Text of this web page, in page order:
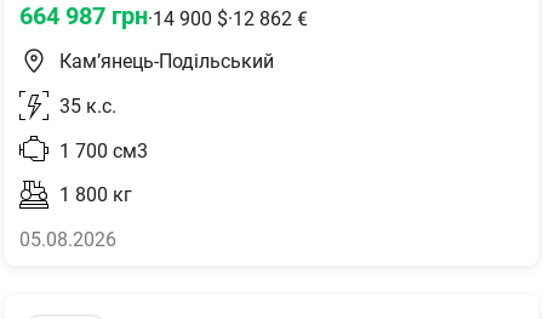
664 987 грн·14 900 $·12 862 €
Кам’янець-Подільський
35 к.с.
1 700 см3
1 800 кг
05.08.2026